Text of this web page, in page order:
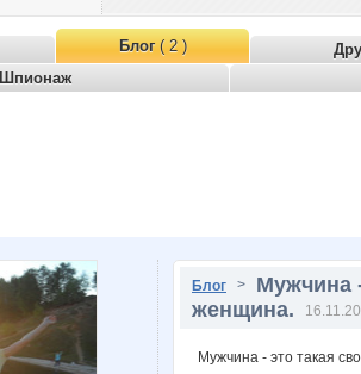
Блог( 2 )
Шпионаж
Блог > Мужчина
женщина.
Мужчина - это такая